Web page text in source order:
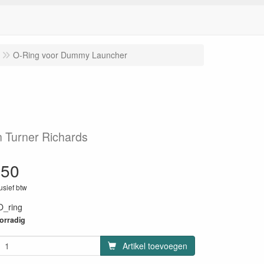
O-Ring voor Dummy Launcher
Richards
btw
Artikel toevoegen